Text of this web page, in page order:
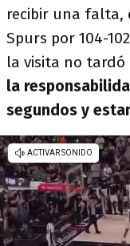
recibir una falta,
Spurs por 104-
la visita no tardó
la
segundos y